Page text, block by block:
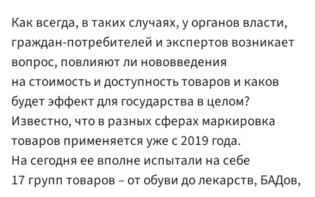
Как всегда, в таких случаях, у органов власти,
граждан-потребителей и экспертов возникает
вопрос, повлияют ли нововведения
на стоимость и доступность товаров и каков
будет эффект для государства в целом?
Известно, что в разных сферах маркировка
товаров применяется уже с 2019 года.
На сегодня ее вполне испытали на себе
17 групп товаров – от обуви до лекарств, БАДов,